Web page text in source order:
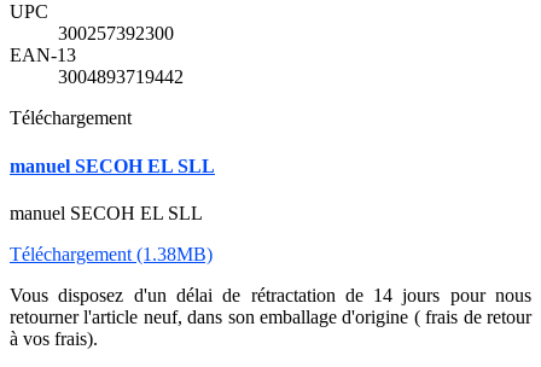
UPC
300257392300
EAN-13
3004893719442
Téléchargement
manuel SECOH EL SLL
manuel SECOH EL SLL
Téléchargement (1.38MB)
Vous disposez d'un délai de rétractation de 14 jours pour nous
retourner l'article neuf, dans son emballage d'origine ( frais de retour
à vos frais).